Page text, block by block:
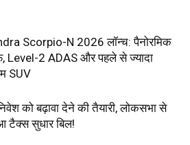
Scorpio-N 2026 लॉन्च: पैनोरमिक
2 ADAS और पहले से ज्यादा
SUV
को बढ़ावा देने की तैयारी, लोकसभा से
टैक्स सुधार बिल!